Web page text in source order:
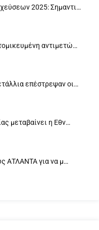
2025: Σημαντι…
αντιμετώ…
επέστρεψαν οι…
μεταβαίνει η Εθν…
ΑΤΛΑΝΤΑ για να μ…